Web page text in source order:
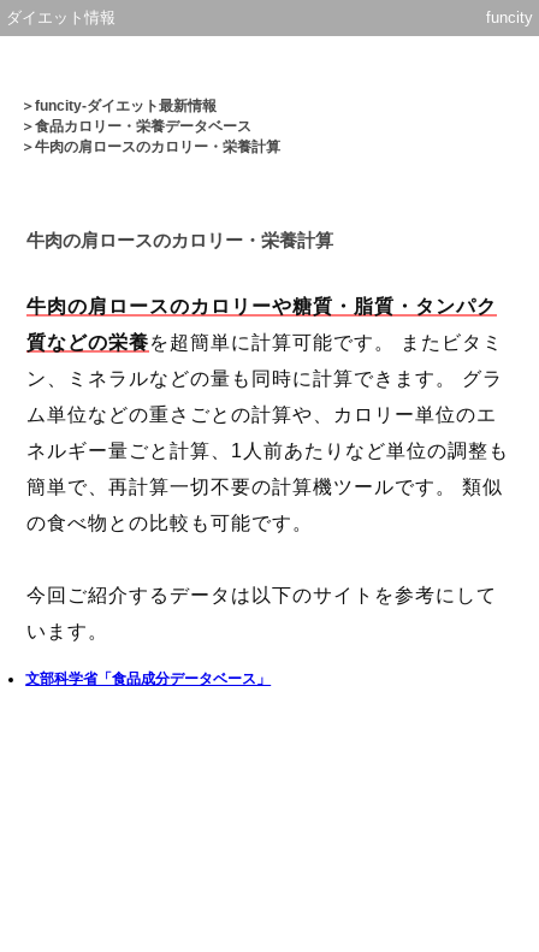
ダイエット情報 funcity
＞funcity-ダイエット最新情報
＞食品カロリー・栄養データベース
＞牛肉の肩ロースのカロリー・栄養計算
牛肉の肩ロースのカロリー・栄養計算
牛肉の肩ロースのカロリーや糖質・脂質・タンパク
質などの栄養を超簡単に計算可能です。 またビタミ
ン、ミネラルなどの量も同時に計算できます。 グラ
ム単位などの重さごとの計算や、カロリー単位のエ
ネルギー量ごと計算、1人前あたりなど単位の調整も
簡単で、再計算一切不要の計算機ツールです。 類似
の食べ物との比較も可能です。
今回ご紹介するデータは以下のサイトを参考にして
います。
文部科学省「食品成分データベース」